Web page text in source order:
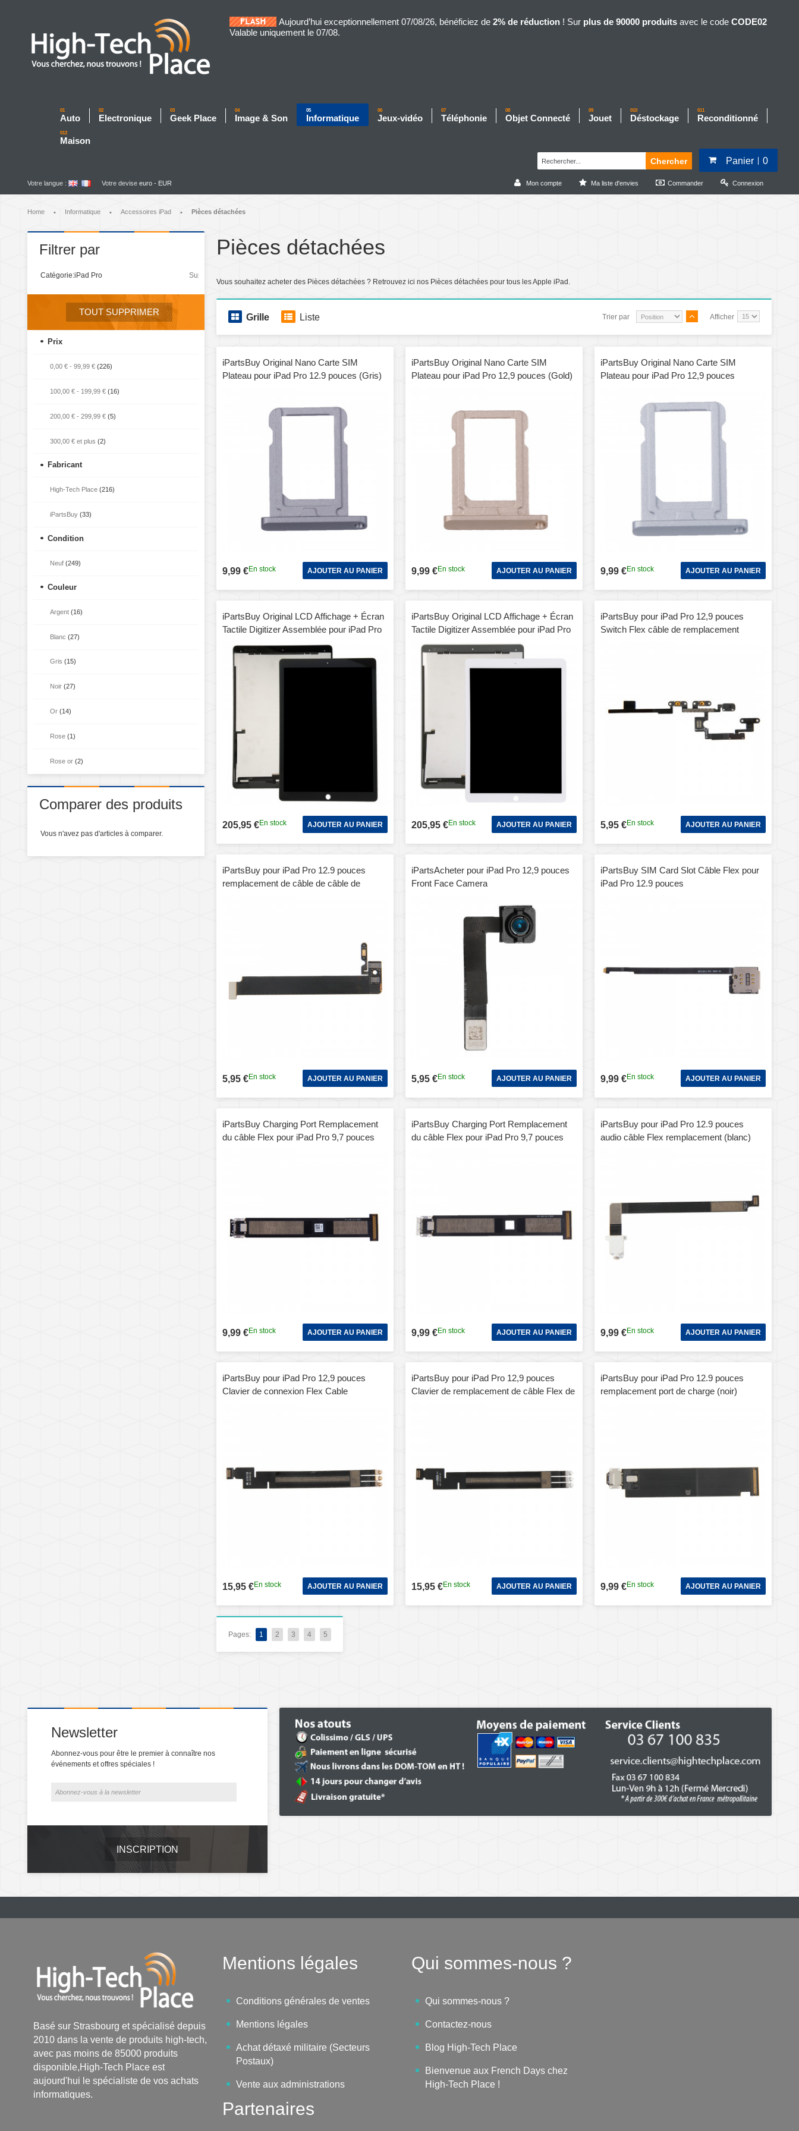
Aujourd’hui exceptionnellement 07/08/26, bénéficiez de 2% de réduction ! Sur plus de 90000 produits avec le code CODE02
Valable uniquement le 07/08.
01
Auto
02
Electronique
03
Geek Place
04
Image & Son
05
Informatique
06
Jeux-vidéo
07
Téléphonie
08
Objet Connecté
09
Jouet
010
Déstockage
011
Reconditionné
012
Maison
Panier
0
Chercher
Mon compte Ma liste d'envies Commander Connexion
Votre langue : Votre devise euro - EUR
Home • Informatique • Accessoires iPad • Pièces détachées
Pièces détachées
Vous souhaitez acheter des Pièces détachées ? Retrouvez ici nos Pièces détachées pour tous les Apple iPad.
Grille Liste Afficher
Trier par
iPartsBuy Original Nano Carte SIM
Plateau pour iPad Pro 12.9 pouces (Gris)
9,99 €En stock AJOUTER AU PANIER
iPartsBuy Original Nano Carte SIM
Plateau pour iPad Pro 12,9 pouces (Gold)
9,99 €En stock AJOUTER AU PANIER
iPartsBuy Original Nano Carte SIM
Plateau pour iPad Pro 12,9 pouces
9,99 €En stock AJOUTER AU PANIER
iPartsBuy Original LCD Affichage + Écran
Tactile Digitizer Assemblée pour iPad Pro
12.9 pouces A1584 / A1652 (Noir)
205,95 €En stock AJOUTER AU PANIER
iPartsBuy Original LCD Affichage + Écran
Tactile Digitizer Assemblée pour iPad Pro
12.9 pouces A1584 / A1652 (Blanc)
205,95 €En stock AJOUTER AU PANIER
iPartsBuy pour iPad Pro 12,9 pouces
Switch Flex câble de remplacement
5,95 €En stock AJOUTER AU PANIER
iPartsBuy pour iPad Pro 12.9 pouces
remplacement de câble de câble de
5,95 €En stock AJOUTER AU PANIER
iPartsAcheter pour iPad Pro 12,9 pouces
Front Face Camera
5,95 €En stock AJOUTER AU PANIER
iPartsBuy SIM Card Slot Câble Flex pour
iPad Pro 12.9 pouces
9,99 €En stock AJOUTER AU PANIER
iPartsBuy Charging Port Remplacement
du câble Flex pour iPad Pro 9,7 pouces
9,99 €En stock AJOUTER AU PANIER
iPartsBuy Charging Port Remplacement
du câble Flex pour iPad Pro 9,7 pouces
9,99 €En stock AJOUTER AU PANIER
iPartsBuy pour iPad Pro 12.9 pouces
audio câble Flex remplacement (blanc)
9,99 €En stock AJOUTER AU PANIER
iPartsBuy pour iPad Pro 12,9 pouces
Clavier de connexion Flex Cable
15,95 €En stock AJOUTER AU PANIER
iPartsBuy pour iPad Pro 12,9 pouces
Clavier de remplacement de câble Flex de
15,95 €En stock AJOUTER AU PANIER
iPartsBuy pour iPad Pro 12.9 pouces
remplacement port de charge (noir)
9,99 €En stock AJOUTER AU PANIER
Pages: 1 2 3 4 5
Filtrer par
Catégorie:iPad Pro
Supprimer
élément
TOUT SUPPRIMER
Prix
0,00 € - 99,99 € (226)
100,00 € - 199,99 € (16)
200,00 € - 299,99 € (5)
300,00 € et plus (2)
Fabricant
High-Tech Place (216)
iPartsBuy (33)
Condition
Neuf (249)
Couleur
Argent (16)
Blanc (27)
Gris (15)
Noir (27)
Or (14)
Rose (1)
Rose or (2)
Comparer des produits
Vous n'avez pas d'articles à comparer.
Newsletter
Abonnez-vous pour être le premier à connaître nos
événements et offres spéciales !
INSCRIPTION
Basé sur Strasbourg et spécialisé depuis
2010 dans la vente de produits high-tech,
avec pas moins de 85000 produits
disponible,High-Tech Place est
aujourd'hui le spécialiste de vos achats
informatiques.
Mentions légales
Conditions générales de ventes
Mentions légales
Achat détaxé militaire (Secteurs
Postaux)
Vente aux administrations
Qui sommes-nous ?
Qui sommes-nous ?
Contactez-nous
Blog High-Tech Place
Bienvenue aux French Days chez
High-Tech Place !
Partenaires